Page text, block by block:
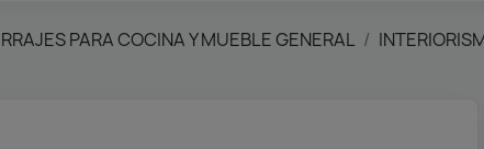
PARA COCINA Y MUEBLE GENERAL